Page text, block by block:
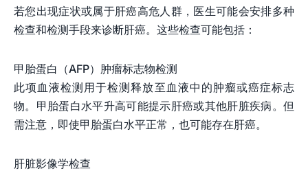
若您出现症状或属于肝癌高危人群，医生可能会安排多种
检查和检测手段来诊断肝癌。这些检查可能包括：
甲胎蛋白（AFP）肿瘤标志物检测
此项血液检测用于检测释放至血液中的肿瘤或癌症标志
物。甲胎蛋白水平升高可能提示肝癌或其他肝脏疾病。但
需注意，即使甲胎蛋白水平正常，也可能存在肝癌。
肝脏影像学检查